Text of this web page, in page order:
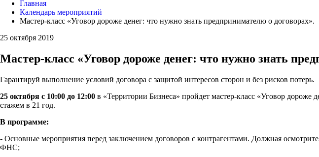
Главная
Календарь мероприятий
Мастер-класс «Уговор дороже денег: что нужно знать предпринимателю о договорах».
25 октября 2019
Мастер-класс «Уговор дороже денег: что нужно знать
Гарантируй выполнение условий договора с защитой интересов сторон и без рисков потерь.
25 октября с 10:00 до 12:00 в «Территории Бизнеса» пройдет мастер-класс «Уговор дороже
стажем в 21 год.
В программе:
- Основные мероприятия перед заключением договоров с контрагентами. Должная
ФНС;